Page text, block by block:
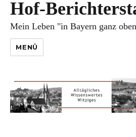
Hof-
Mein Leben "in Bayern ganz
MENÜ